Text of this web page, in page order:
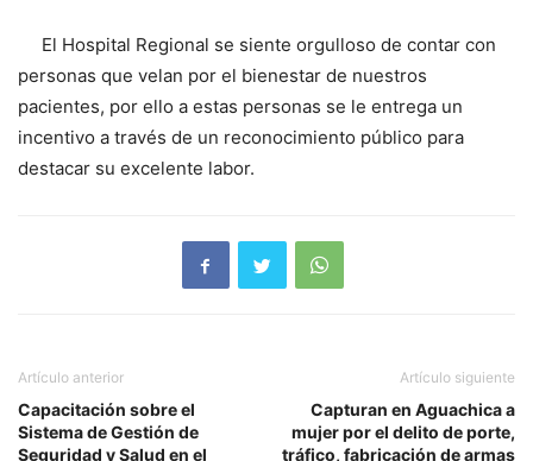
El Hospital Regional se siente orgulloso de contar con
personas que velan por el bienestar de nuestros
pacientes, por ello a estas personas se le entrega un
incentivo a través de un reconocimiento público para
destacar su excelente labor.
Artículo anterior
Capacitación sobre el
Sistema de Gestión de
Seguridad y Salud en el
Artículo siguiente
Capturan en Aguachica a
mujer por el delito de porte,
tráfico, fabricación de armas